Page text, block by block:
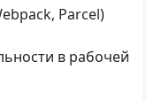
Parcel)
в рабочей